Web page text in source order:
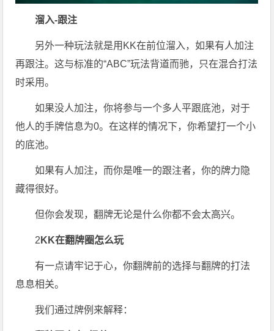
溜入-跟注
另外一种玩法就是用KK在前位溜入，如果有人加注
再跟注。这与标准的“ABC”玩法背道而驰，只在混合打法
时采用。
如果没人加注，你将参与一个多人平跟底池，对于
他人的手牌信息为0。在这样的情况下，你希望打一个小
的底池。
如果有人加注，而你是唯一的跟注者，你的牌力隐
藏得很好。
但你会发现，翻牌无论是什么你都不会太高兴。
2 KK在翻牌圈怎么玩
有一点请牢记于心，你翻牌前的选择与翻牌的打法
息息相关。
我们通过牌例来解释：